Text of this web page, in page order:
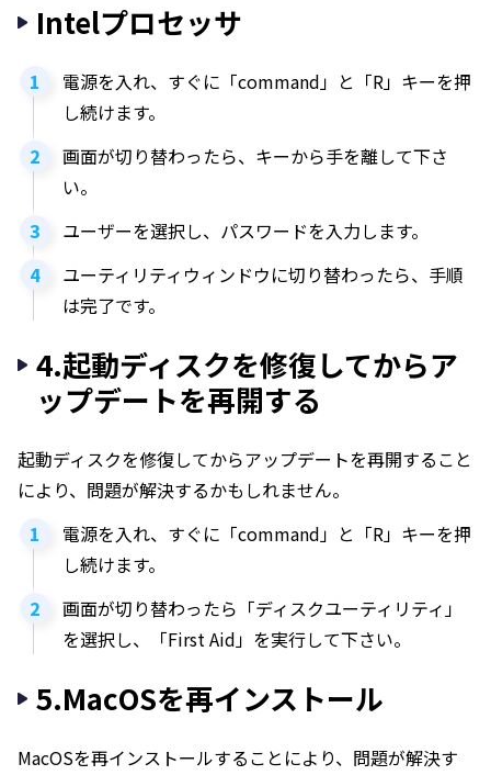
Intelプロセッサ
電源を入れ、すぐに「command」と「R」キーを押
し続けます。
画面が切り替わったら、キーから手を離して下さ
い。
ユーザーを選択し、パスワードを入力します。
ユーティリティウィンドウに切り替わったら、手順
は完了です。
4.起動ディスクを修復してからア
ップデートを再開する
起動ディスクを修復してからアップデートを再開すること
により、問題が解決するかもしれません。
電源を入れ、すぐに「command」と「R」キーを押
し続けます。
画面が切り替わったら「ディスクユーティリティ」
を選択し、「First Aid」を実行して下さい。
5.MacOSを再インストール
MacOSを再インストールすることにより、問題が解決す